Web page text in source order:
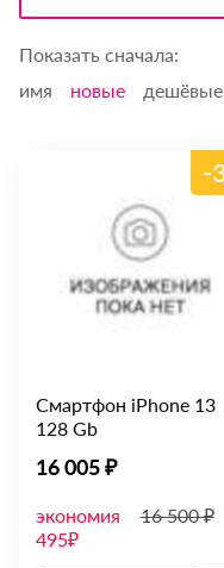
Показать сначала:
имя
новые дешёвые
-
Смартфон iPhone 13
128 Gb
16 005 ₽
экономия
495₽
16 500 ₽